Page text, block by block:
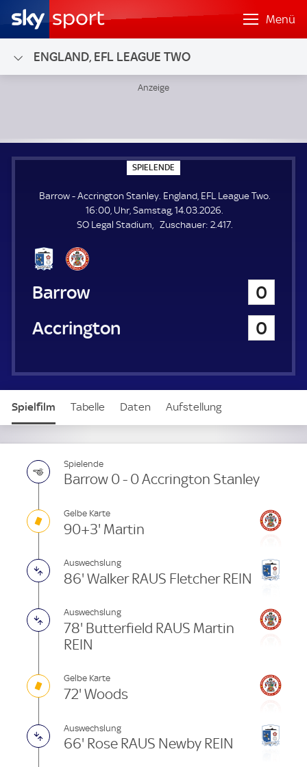
Menü
ENGLAND, EFL LEAGUE TWO
SPIELENDE
P
E
L
E
N
Barrow - Accrington Stanley. England, EFL League Two.
16:00, Uhr, Samstag, 14.03.2026.
SO Legal Stadium
Zuschauer: Z
2.417.
Barrow
0
Accrington Stanley
0
Spielfilm Tabelle Daten Aufstellung
Spielende
Barrow 0 - 0 Accrington Stanley
Gelbe Karte
90+3' Martin
Auswechslung
86' Walker RAUS Fletcher REIN
Auswechslung
78' Butterfield RAUS Martin
REIN
Gelbe Karte
72' Woods
Auswechslung
66' Rose RAUS Newby REIN